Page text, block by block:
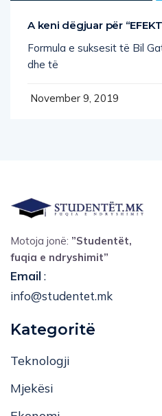
A keni dëgjuar për
Formula e suksesit të Bil
dhe të
November 9, 2019
Motoja jonë: ”Studentët,
fuqia e ndryshimit”
Email:
info@studentet.mk
Kategoritë
Teknologji
Mjekësi